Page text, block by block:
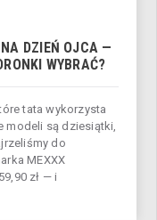
DZIEŃ OJCA —
WYBRAĆ?
tata wykorzysta
modeli są dziesiątki,
do
MEXXX
zł — i